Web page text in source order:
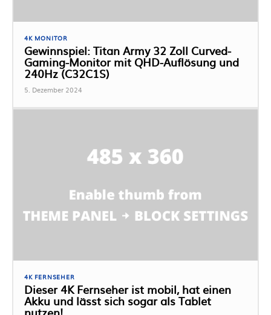
4K MONITOR
Gewinnspiel: Titan Army 32 Zoll Curved-
Gaming-Monitor mit QHD-Auflösung und
240Hz (C32C1S)
5. Dezember 2024
4K FERNSEHER
Dieser 4K Fernseher ist mobil, hat einen
Akku und lässt sich sogar als Tablet